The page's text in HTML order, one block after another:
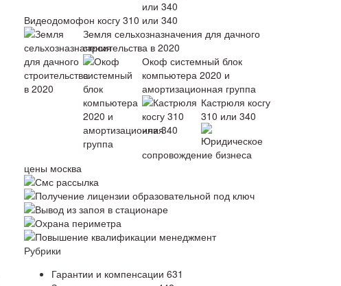
Видеодомофон косгу 310 или 340
Земля сельхозназначения для дачного
строительства в 2020
Окоф системный блок
компьютера 2020 и
амортизационная группа
Кастрюля косгу
310 или 340
Юридическое
сопровождение бизнеса
цены москва
Смс рассылка
Получение лицензии образовательной под ключ
Вывод из запоя в стационаре
Охрана периметра
Повышение квалификации менеджмент
Рубрики
Гарантии и компенсации 631